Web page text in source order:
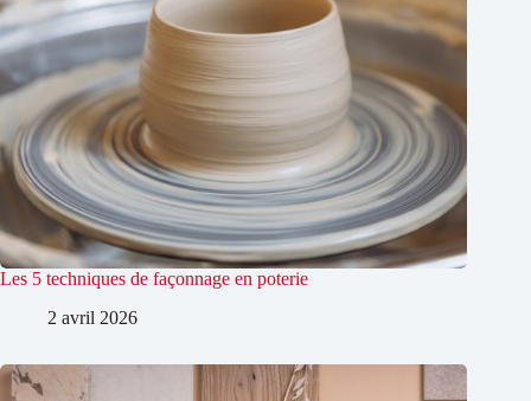
Les 5 techniques de façonnage en poterie
2 avril 2026